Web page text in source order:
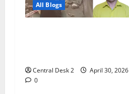
All Blogs
Central Desk 2
April 30, 2026
0